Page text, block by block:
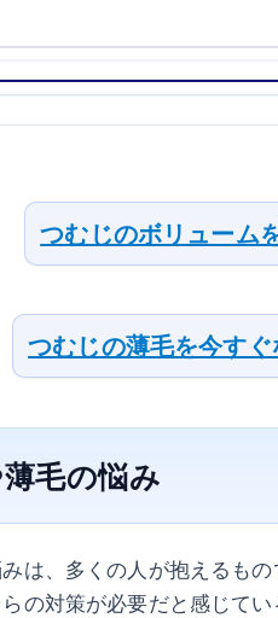
つむじのボリューム
つむじの薄毛を今す
毛の悩み
は、多くの人が抱えるも
の対策が必要だと感じて